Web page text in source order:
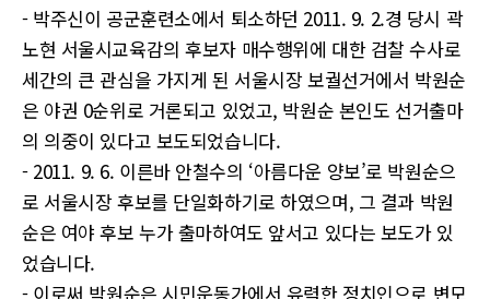
- 박주신이 공군훈련소에서 퇴소하던 2011. 9. 2.경 당시 곽
노현 서울시교육감의 후보자 매수행위에 대한 검찰 수사로
세간의 큰 관심을 가지게 된 서울시장 보궐선거에서 박원순
은 야권 0순위로 거론되고 있었고, 박원순 본인도 선거출마
의 의중이 있다고 보도되었습니다.
- 2011. 9. 6. 이른바 안철수의 ‘아름다운 양보’로 박원순으
로 서울시장 후보를 단일화하기로 하였으며, 그 결과 박원
순은 여야 후보 누가 출마하여도 앞서고 있다는 보도가 있
었습니다.
- 이로써 박원순은 시민운동가에서 유력한 정치인으로 변모